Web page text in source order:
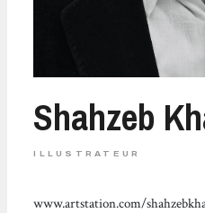
Shahzeb
ILLUSTRATEUR
www.artstation.com/